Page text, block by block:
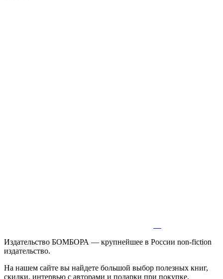
Издательство БОМБОРА — крупнейшее в России non-fiction
издательство.
На нашем сайте вы найдете большой выбор полезных книг,
скидки, интервью с авторами и подарки при покупке.